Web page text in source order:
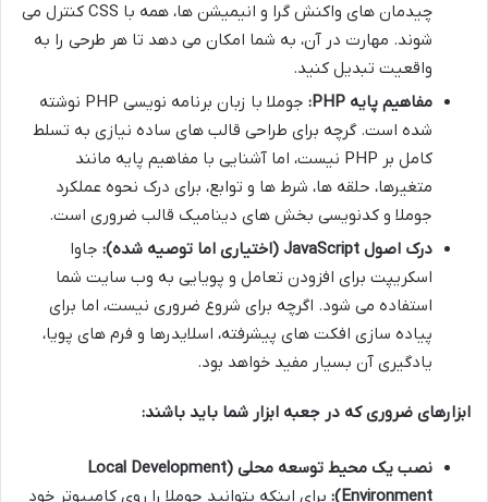
چیدمان های واکنش گرا و انیمیشن ها، همه با CSS کنترل می
شوند. مهارت در آن، به شما امکان می دهد تا هر طرحی را به
واقعیت تبدیل کنید.
مفاهیم پایه PHP:
جوملا با زبان برنامه نویسی PHP نوشته
شده است. گرچه برای طراحی قالب های ساده نیازی به تسلط
کامل بر PHP نیست، اما آشنایی با مفاهیم پایه مانند
متغیرها، حلقه ها، شرط ها و توابع، برای درک نحوه عملکرد
جوملا و کدنویسی بخش های دینامیک قالب ضروری است.
درک اصول JavaScript (اختیاری اما توصیه شده):
جاوا
اسکریپت برای افزودن تعامل و پویایی به وب سایت شما
استفاده می شود. اگرچه برای شروع ضروری نیست، اما برای
پیاده سازی افکت های پیشرفته، اسلایدرها و فرم های پویا،
یادگیری آن بسیار مفید خواهد بود.
ابزارهای ضروری که در جعبه ابزار شما باید باشند:
نصب یک محیط توسعه محلی (Local Development
Environment):
برای اینکه بتوانید جوملا را روی کامپیوتر خود